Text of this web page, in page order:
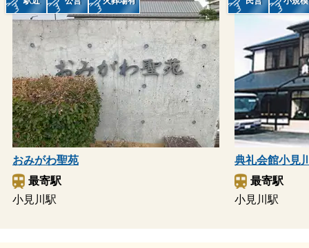
おみがわ聖苑
最寄駅
小見川駅
典礼会館小見
最寄駅
小見川駅